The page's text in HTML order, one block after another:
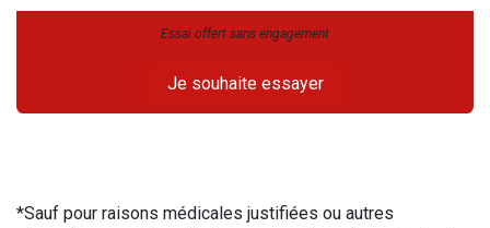
Essai offert sans engagement
Je souhaite essayer
*Sauf pour raisons médicales justifiées ou autres